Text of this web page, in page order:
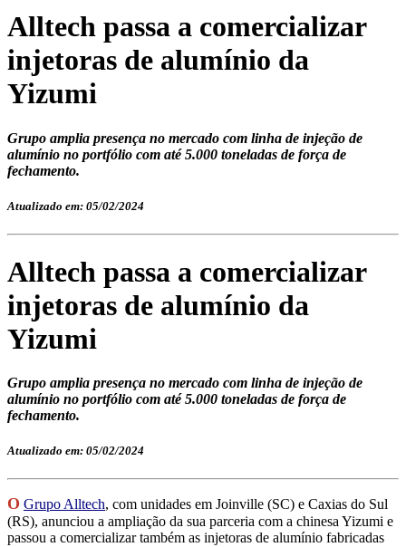
Alltech passa a comercializar
injetoras de alumínio da
Yizumi
Grupo amplia presença no mercado com linha de injeção de
alumínio no portfólio com até 5.000 toneladas de força de
fechamento.
Atualizado em: 05/02/2024
Alltech passa a comercializar
injetoras de alumínio da
Yizumi
Grupo amplia presença no mercado com linha de injeção de
alumínio no portfólio com até 5.000 toneladas de força de
fechamento.
Atualizado em: 05/02/2024
O Grupo Alltech, com unidades em Joinville (SC) e Caxias do Sul
(RS), anunciou a ampliação da sua parceria com a chinesa Yizumi e
passou a comercializar também as injetoras de alumínio fabricadas